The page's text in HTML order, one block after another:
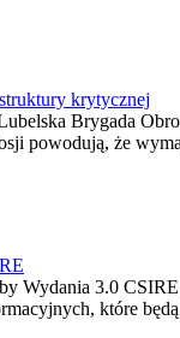
krytycznej
Brygada
powodują, że
Wydania 3.0
które